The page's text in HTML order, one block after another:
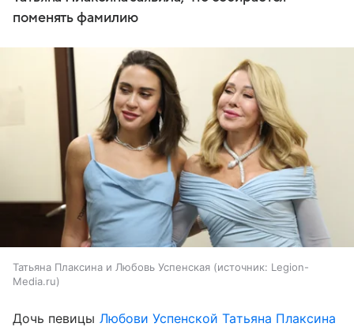
поменять фамилию
Татьяна Плаксина и Любовь Успенская источник: Legion-
Media.ru
Дочь певицы Любови Успенской Татьяна Плаксина